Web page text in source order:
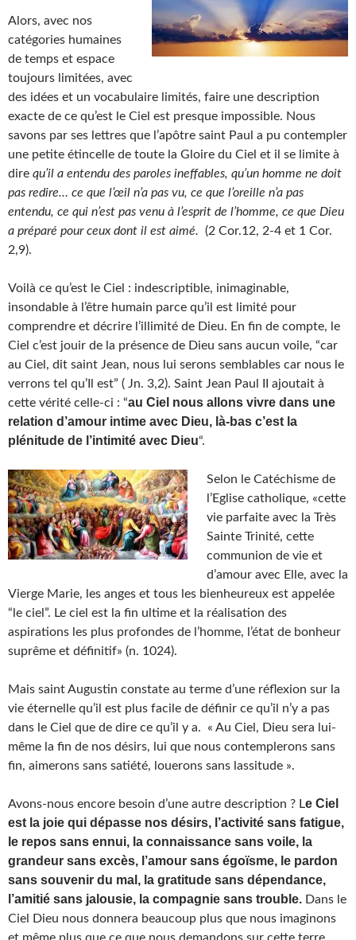
Alors, avec nos
catégories humaines
de temps et espace
toujours limitées, avec
des idées et un vocabulaire limités, faire une description
exacte de ce qu’est le Ciel est presque impossible. Nous
savons par ses lettres que l’apôtre saint Paul a pu contempler
une petite étincelle de toute la Gloire du Ciel et il se limite à
dire qu’il a entendu des paroles ineffables, qu’un homme ne doit
pas redire… ce que l’œil n’a pas vu, ce que l’oreille n’a pas
entendu, ce qui n’est pas venu à l’esprit de l’homme, ce que Dieu
a préparé pour ceux dont il est aimé. (2 Cor.12, 2-4 et 1 Cor.
2,9).
Voilà ce qu’est le Ciel : indescriptible, inimaginable,
insondable à l’être humain parce qu’il est limité pour
comprendre et décrire l’illimité de Dieu. En fin de compte, le
Ciel c’est jouir de la présence de Dieu sans aucun voile, “car
au Ciel, dit saint Jean, nous lui serons semblables car nous le
verrons tel qu’Il est” ( Jn. 3,2). Saint Jean Paul II ajoutait à
cette vérité celle-ci : “au Ciel nous allons vivre dans une
relation d’amour intime avec Dieu, là-bas c’est la
plénitude de l’intimité avec Dieu“.
Selon le Catéchisme de
l’Eglise catholique, «cette
vie parfaite avec la Très
Sainte Trinité, cette
communion de vie et
d’amour avec Elle, avec la
Vierge Marie, les anges et tous les bienheureux est appelée
“le ciel”. Le ciel est la fin ultime et la réalisation des
aspirations les plus profondes de l’homme, l’état de bonheur
suprême et définitif» (n. 1024).
Mais saint Augustin constate au terme d’une réflexion sur la
vie éternelle qu’il est plus facile de définir ce qu’il n’y a pas
dans le Ciel que de dire ce qu’il y a. « Au Ciel, Dieu sera lui-
même la fin de nos désirs, lui que nous contemplerons sans
fin, aimerons sans satiété, louerons sans lassitude ».
Avons-nous encore besoin d’une autre description ? Le Ciel
est la joie qui dépasse nos désirs, l’activité sans fatigue,
le repos sans ennui, la connaissance sans voile, la
grandeur sans excès, l’amour sans égoïsme, le pardon
sans souvenir du mal, la gratitude sans dépendance,
l’amitié sans jalousie, la compagnie sans trouble. Dans le
Ciel Dieu nous donnera beaucoup plus que nous imaginons